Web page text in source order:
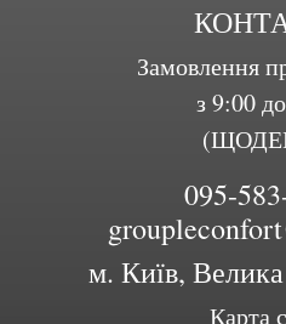
Замовлення
з 9:00
095-
м. Київ,
Карта